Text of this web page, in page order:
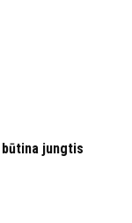
jungtis